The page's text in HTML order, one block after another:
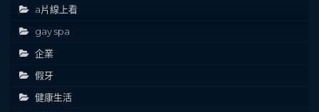
a片線上看
gay spa
企業
假牙
健康生活